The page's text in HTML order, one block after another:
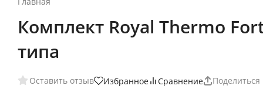
Комплект Royal Thermo
типа
Оставить отзыв Избранное Сравнение Поделиться